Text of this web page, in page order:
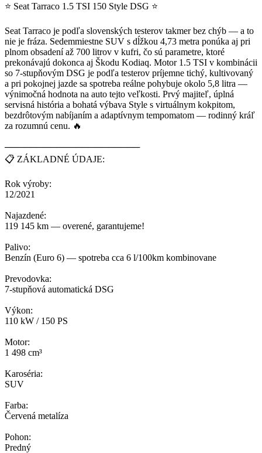
⭐ Seat Tarraco 1.5 TSI 150 Style DSG ⭐
Seat Tarraco je podľa slovenských testerov takmer bez chýb — a to
nie je fráza. Sedemmiestne SUV s dĺžkou 4,73 metra ponúka aj pri
plnom obsadení až 700 litrov v kufri, čo sú parametre, ktoré
prekonávajú dokonca aj Škodu Kodiaq. Motor 1.5 TSI v kombinácii
so 7-stupňovým DSG je podľa testerov príjemne tichý, kultivovaný
a pri pokojnej jazde sa spotreba reálne pohybuje okolo 5,8 litra —
výnimočná hodnota na auto tejto veľkosti. Prvý majiteľ, úplná
servisná história a bohatá výbava Style s virtuálnym kokpitom,
bezdrôtovým nabíjaním a adaptívnym tempomatom — rodinný kráľ
za rozumnú cenu. 🔥
─────────────────────
📋 ZÁKLADNÉ ÚDAJE:
Rok výroby:
12/2021
Najazdené:
119 145 km — overené, garantujeme!
Palivo:
Benzín (Euro 6) — spotreba cca 6 l/100km kombinovane
Prevodovka:
7-stupňová automatická DSG
Výkon:
110 kW / 150 PS
Motor:
1 498 cm³
Karoséria:
SUV
Farba:
Červená metalíza
Pohon:
Predný